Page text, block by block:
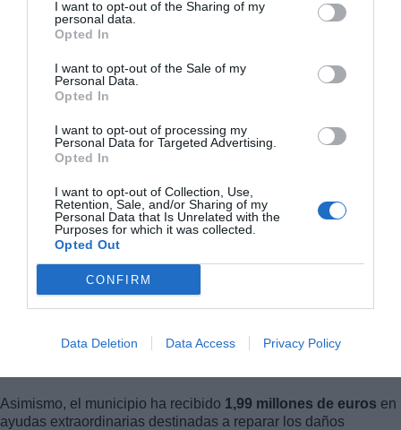
I want to opt-out of the Sharing of my
personal data.
Opted In
I want to opt-out of the Sale of my
Personal Data.
Opted In
I want to opt-out of processing my
Personal Data for Targeted Advertising.
Opted In
I want to opt-out of Collection, Use,
Retention, Sale, and/or Sharing of my
Personal Data that Is Unrelated with the
Purposes for which it was collected.
Opted Out
CONFIRM
Data Deletion Data Access Privacy Policy
Entre las principales inversiones figuran los
3,49 millones de
destinados al Programa de Fomento del Empleo Agrario
1,16 millones de euros
renovables y cerca de 600.000 euros
Centro para el Desarrollo Tecnológico y la Innovación (CDTI)
para iniciativas de innovación empresarial.
Asimismo, el municipio ha recibido 1,99 millones de euros en
ayudas extraordinarias destinadas a reparar los daños